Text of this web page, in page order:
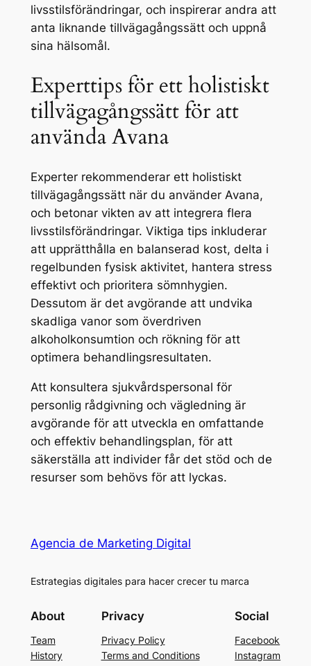
livsstilsförändringar, och inspirerar andra att
anta liknande tillvägagångssätt och uppnå
sina hälsomål.
Experttips för ett holistiskt
tillvägagångssätt för att
använda Avana
Experter rekommenderar ett holistiskt
tillvägagångssätt när du använder Avana,
och betonar vikten av att integrera flera
livsstilsförändringar. Viktiga tips inkluderar
att upprätthålla en balanserad kost, delta i
regelbunden fysisk aktivitet, hantera stress
effektivt och prioritera sömnhygien.
Dessutom är det avgörande att undvika
skadliga vanor som överdriven
alkoholkonsumtion och rökning för att
optimera behandlingsresultaten.
Att konsultera sjukvårdspersonal för
personlig rådgivning och vägledning är
avgörande för att utveckla en omfattande
och effektiv behandlingsplan, för att
säkerställa att individer får det stöd och de
resurser som behövs för att lyckas.
Agencia de Marketing Digital
Estrategias digitales para hacer crecer tu marca
About
Team
History
Privacy
Privacy Policy
Terms and Conditions
Social
Facebook
Instagram